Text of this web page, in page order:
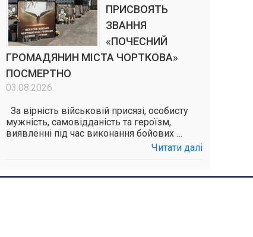
ПРИСВОЯТЬ
ЗВАННЯ
«ПОЧЕСНИЙ
ГРОМАДЯНИН МІСТА ЧОРТКОВА»
ПОСМЕРТНО
03.08.2026
За вірність військовій присязі, особисту
мужність, самовідданість та героїзм,
виявленні під час виконання бойових …
Читати далі